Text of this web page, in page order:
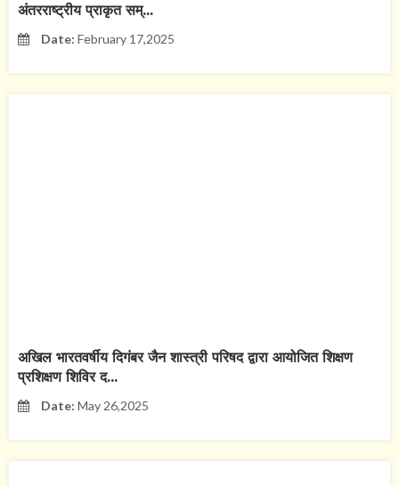
अंतरराष्ट्रीय प्राकृत सम्...
Date: February 17,2025
अखिल भारतवर्षीय दिगंबर जैन शास्त्री परिषद द्वारा आयोजित शिक्षण
प्रशिक्षण शिविर द...
Date: May 26,2025